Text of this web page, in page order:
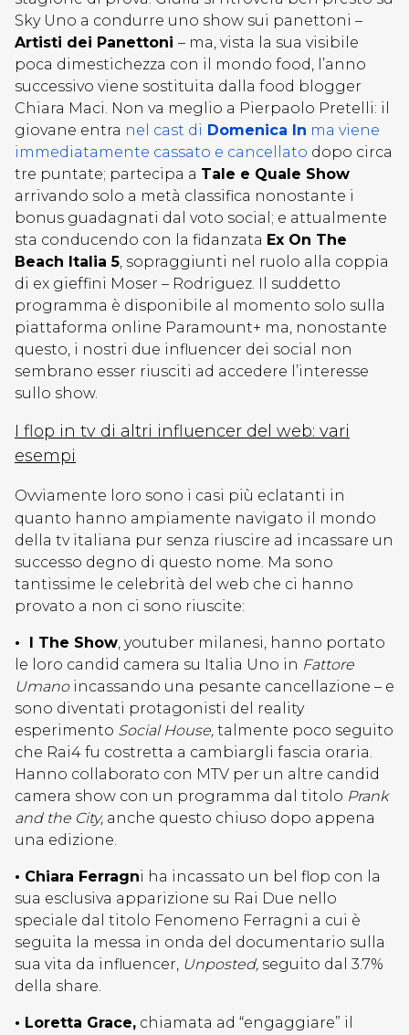
Sky Uno a condurre uno show sui panettoni –
Artisti dei Panettoni – ma, vista la sua visibile
poca dimestichezza con il mondo food, l’anno
successivo viene sostituita dalla food blogger
Chiara Maci. Non va meglio a Pierpaolo Pretelli: il
giovane entra nel cast di Domenica In ma viene
immediatamente cassato e cancellato dopo circa
tre puntate; partecipa a Tale e Quale Show
arrivando solo a metà classifica nonostante i
bonus guadagnati dal voto social; e attualmente
sta conducendo con la fidanzata Ex On The
Beach Italia 5, sopraggiunti nel ruolo alla coppia
di ex gieffini Moser – Rodriguez. Il suddetto
programma è disponibile al momento solo sulla
piattaforma online Paramount+ ma, nonostante
questo, i nostri due influencer dei social non
sembrano esser riusciti ad accedere l’interesse
sullo show.
I flop in tv di altri influencer del web: vari
esempi
Ovviamente loro sono i casi più eclatanti in
quanto hanno ampiamente navigato il mondo
della tv italiana pur senza riuscire ad incassare un
successo degno di questo nome. Ma sono
tantissime le celebrità del web che ci hanno
provato a non ci sono riuscite:
• I The Show, youtuber milanesi, hanno portato
le loro candid camera su Italia Uno in Fattore
Umanoincassando una pesante cancellazione – e
sono diventati protagonisti del reality
esperimento Social House, talmente poco seguito
che Rai4 fu costretta a cambiargli fascia oraria.
Hanno collaborato con MTV per un altre candid
camera show con un programma dal titolo Prank
and the City, anche questo chiuso dopo appena
una edizione.
• Chiara Ferragni ha incassato un bel flop con la
sua esclusiva apparizione su Rai Due nello
speciale dal titolo Fenomeno Ferragni a cui è
seguita la messa in onda del documentario sulla
sua vita da influencer, Unposted, seguito dal 3.7%
della share.
• Loretta Grace, chiamata ad “engaggiare” il